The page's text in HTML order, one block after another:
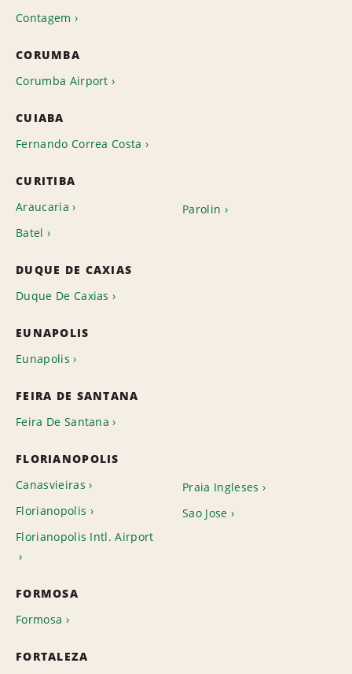
Contagem
CORUMBA
Corumba Airport
CUIABA
Fernando Correa Costa
CURITIBA
Araucaria
Batel
Parolin
DUQUE DE CAXIAS
Duque De Caxias
EUNAPOLIS
Eunapolis
FEIRA DE SANTANA
Feira De Santana
FLORIANOPOLIS
Canasvieiras
Florianopolis
Florianopolis Intl. Airport
Praia Ingleses
Sao Jose
FORMOSA
Formosa
FORTALEZA